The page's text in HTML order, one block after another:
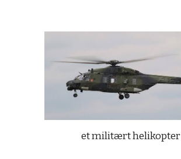
et militært helikopter